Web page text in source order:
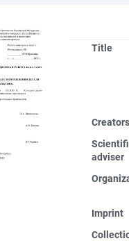
Title
Creators
adviser
Imprint